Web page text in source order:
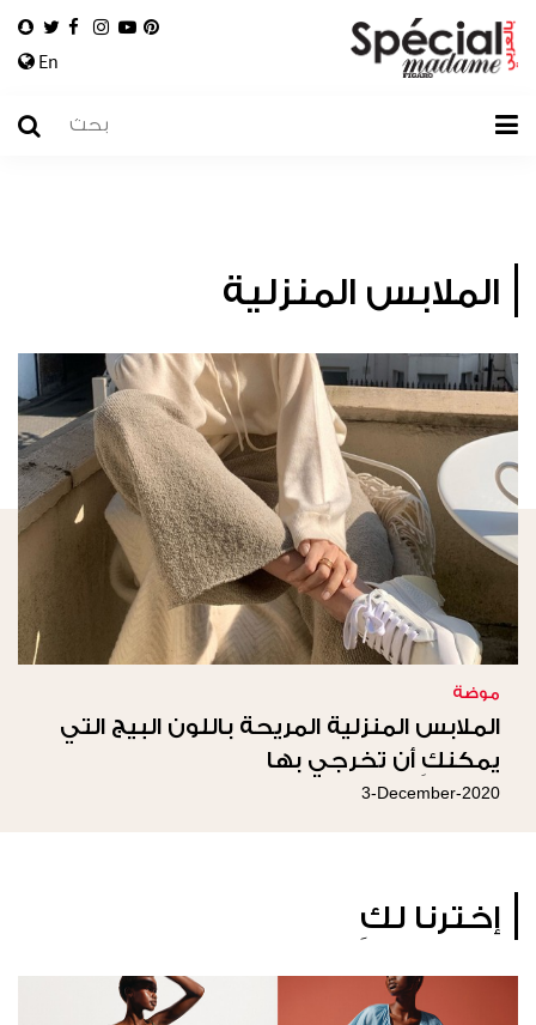
En
الملابس المنزلية
موضة
الملابس المنزلية المريحة باللون البيج التي
يمكنكِ أن تخرجي بها
3-December-2020
إخترنا لكِ